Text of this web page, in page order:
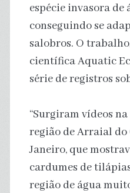
espécie invasora de
conseguindo se
salobros. O
científica Aquatic
série de registros
“Surgiram vídeos
região de Arraial do
Janeiro, que
cardumes de
região de água